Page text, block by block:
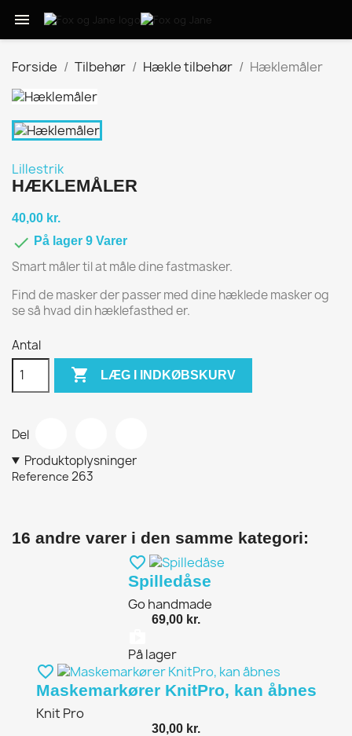

Forside Tilbehør Hækle tilbehør Hæklemåler
Lillestrik
HÆKLEMÅLER
40,00 kr.
 På lager 9 Varer
Smart måler til at måle dine fastmasker.
Find de masker der passer med dine hæklede masker og
se så hvad din hæklefasthed er.
Antal
 LÆG I INDKØBSKURV
Del
Produktoplysninger
Reference 263
16 andre varer i den samme kategori:
favorite_border
Spilledåse
Go handmade
69,00 kr.
På lager
favorite_border
Maskemarkører KnitPro, kan åbnes
Knit Pro
30,00 kr.